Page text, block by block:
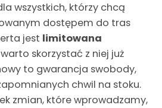
wszystkich, którzy chcą
dostępem do tras
jest limitowana
skorzystać z niej już
to gwarancja swobody,
chwil na stoku.
zmian, które wprowadzamy,